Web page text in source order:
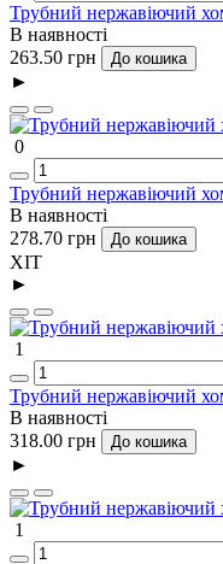
Трубний нержавіючий
В наявності
263.50 грн
До кошика
►
0
Трубний нержавіючий
В наявності
278.70 грн
До кошика
ХІТ
►
1
Трубний нержавіючий
В наявності
318.00 грн
До кошика
►
1